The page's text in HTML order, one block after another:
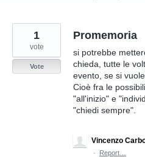
Promemoria
si potrebbe
chieda, tutte le
evento, se si
Cioè fra le
"all'inizio" e
"chiedi sempre".
1
vote
Vote
Vincenzo
·
Report…